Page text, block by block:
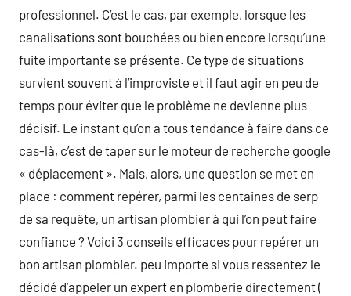
professionnel. C’est le cas, par exemple, lorsque les
canalisations sont bouchées ou bien encore lorsqu’une
fuite importante se présente. Ce type de situations
survient souvent à l’improviste et il faut agir en peu de
temps pour éviter que le problème ne devienne plus
décisif. Le instant qu’on a tous tendance à faire dans ce
cas-là, c’est de taper sur le moteur de recherche google
« déplacement ». Mais, alors, une question se met en
place : comment repérer, parmi les centaines de serp
de sa requête, un artisan plombier à qui l’on peut faire
confiance ? Voici 3 conseils efficaces pour repérer un
bon artisan plombier. peu importe si vous ressentez le
décidé d’appeler un expert en plomberie directement (